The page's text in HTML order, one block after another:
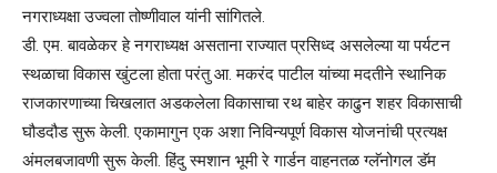
नगराध्यक्षा उज्वला तोष्णीवाल यांनी सांगितले.
डी. एम. बावळेकर हे नगराध्यक्ष असताना राज्यात प्रसिध्द असलेल्या या पर्यटन
स्थळाचा विकास खुंटला होता परंतु आ. मकरंद पाटील यांच्या मदतीने स्थानिक
राजकारणाच्या चिखलात अडकलेला विकासाचा रथ बाहेर काढुन शहर विकासाची
घौडदौड सुरू केली. एकामागुन एक अशा निविन्यपूर्ण विकास योजनांची प्रत्यक्ष
अंमलबजावणी सुरू केली. हिंदु स्मशान भूमी रे गार्डन वाहनतळ ग्लॅनोगल डॅम